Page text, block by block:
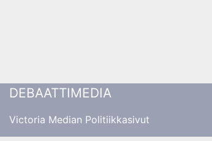
DEBAATTIMEDIA
Victoria Median Politiikkasivut